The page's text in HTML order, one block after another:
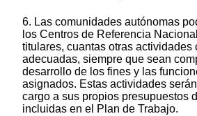
6. Las comunidades autónomas
los Centros de Referencia
titulares, cuantas otras actividades
adecuadas, siempre que sean
desarrollo de los fines y las
asignados. Estas actividades
cargo a sus propios presupuestos
incluidas en el Plan de Trabajo.